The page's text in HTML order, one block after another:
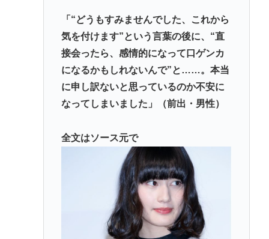
「“どうもすみませんでした、これから
気を付けます”という言葉の後に、“直
接会ったら、感情的になって口ゲンカ
になるかもしれないんで”と……。本当
に申し訳ないと思っているのか不安に
なってしまいました」（前出・男性）
全文はソース元で